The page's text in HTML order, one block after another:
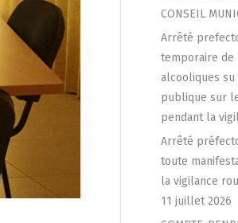
CONSEIL
Arrêté
temporaire de
alcooliques su
publique sur
pendant la
Arrêté
toute
la vigilance
11 juillet 2026